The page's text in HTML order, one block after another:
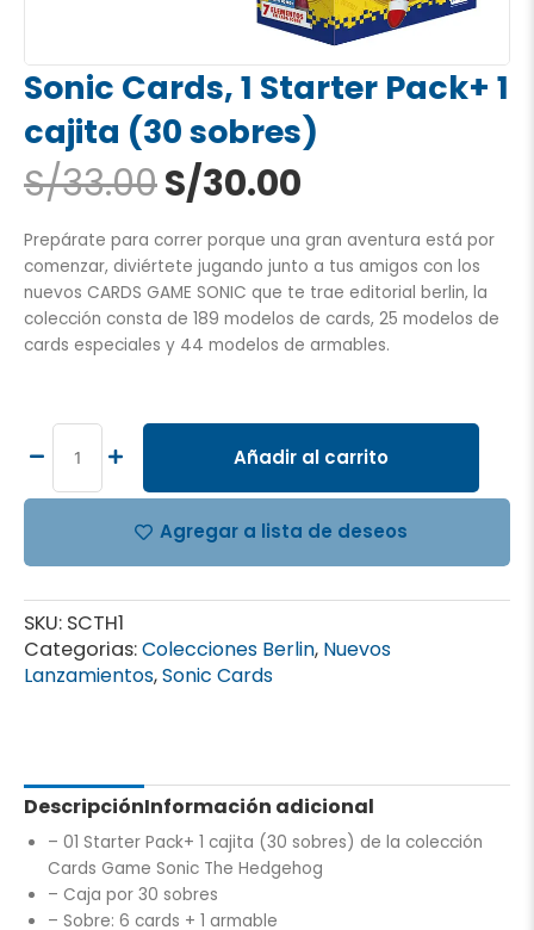
Sonic Cards, 1 Starter Pack+ 1
cajita (30 sobres)
S/33.00El
precio
original
era:
S/33.00.
S/30.00
actual
es:
S/30.00.
Prepárate para correr porque una gran aventura está por
comenzar, diviértete jugando junto a tus amigos con los
nuevos CARDS GAME SONIC que te trae editorial berlin, la
colección consta de 189 modelos de cards, 25 modelos de
cards especiales y 44 modelos de armables.
Cards,
1
Pack+
sobres)
cantidad
Añadir al carrito
Agregar a lista de deseos
SKU: SCTH1
Categorias:Colecciones Berlin, Nuevos
Lanzamientos,Sonic Cards
DescripciónInformación adicional
– 01 Starter Pack+ 1 cajita (30 sobres) de la colección
Cards Game Sonic The Hedgehog
– Caja por 30 sobres
– Sobre: 6 cards + 1 armable